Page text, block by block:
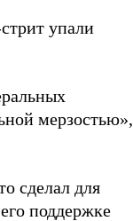
упали
мерзостью»,
сделал для
поддержке